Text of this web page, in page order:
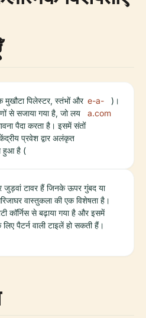
मुखौटा पिलेस्टर, स्तंभों और
से सजाया गया है, जो लय
पैदा करता है। इसमें संतों
प्रवेश द्वार अलंकृत
हुआ है (
e-a-
a.com
)।
जुड़वां टावर हैं जिनके ऊपर गुंबद या
वास्तुकला की एक विशेषता है।
कॉर्निस से बढ़ाया गया है और इसमें
पैटर्न वाली टाइलें हो सकती हैं।